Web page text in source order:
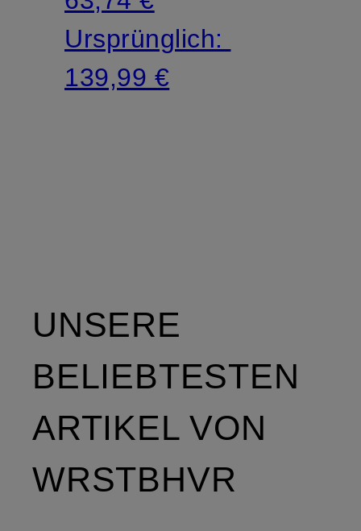
Ursprünglich:
139,99 €
UNSERE
BELIEBTESTEN
ARTIKEL VON
WRSTBHVR